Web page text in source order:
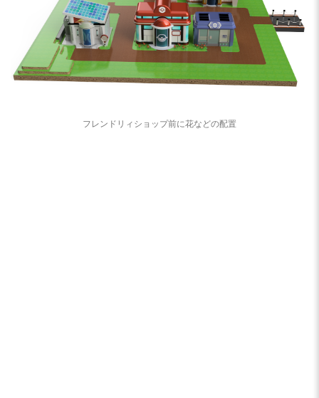
フレンドリィショップ前に花などの配置